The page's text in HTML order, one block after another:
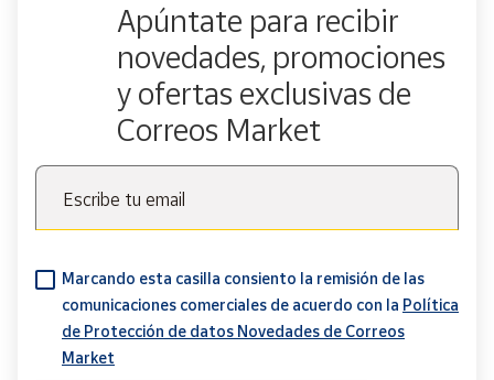
Apúntate para recibir
novedades, promociones
y ofertas exclusivas de
Correos Market
Escribe tu email
Marcando esta casilla consiento la remisión de las
comunicaciones comerciales de acuerdo con la Política
de Protección de datos Novedades de Correos
Market